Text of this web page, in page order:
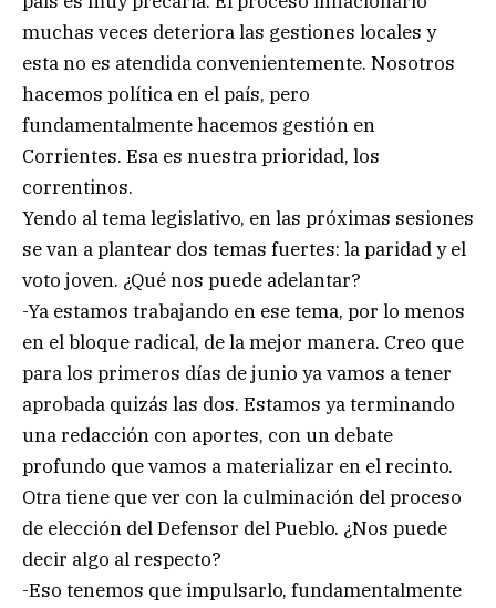
muchas veces deteriora las gestiones locales y
esta no es atendida convenientemente. Nosotros
hacemos política en el país, pero
fundamentalmente hacemos gestión en
Corrientes. Esa es nuestra prioridad, los
correntinos.
Yendo al tema legislativo, en las próximas sesiones
se van a plantear dos temas fuertes: la paridad y el
voto joven. ¿Qué nos puede adelantar?
-Ya estamos trabajando en ese tema, por lo menos
en el bloque radical, de la mejor manera. Creo que
para los primeros días de junio ya vamos a tener
aprobada quizás las dos. Estamos ya terminando
una redacción con aportes, con un debate
profundo que vamos a materializar en el recinto.
Otra tiene que ver con la culminación del proceso
de elección del Defensor del Pueblo. ¿Nos puede
decir algo al respecto?
-Eso tenemos que impulsarlo, fundamentalmente